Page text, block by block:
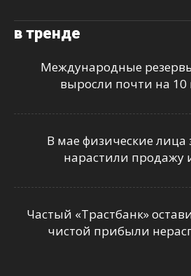
в тренде
Международные
выросли почти на 10
В мае физические лица
нарастили продажу
Частый «Трастбанк»
чистой прибыли